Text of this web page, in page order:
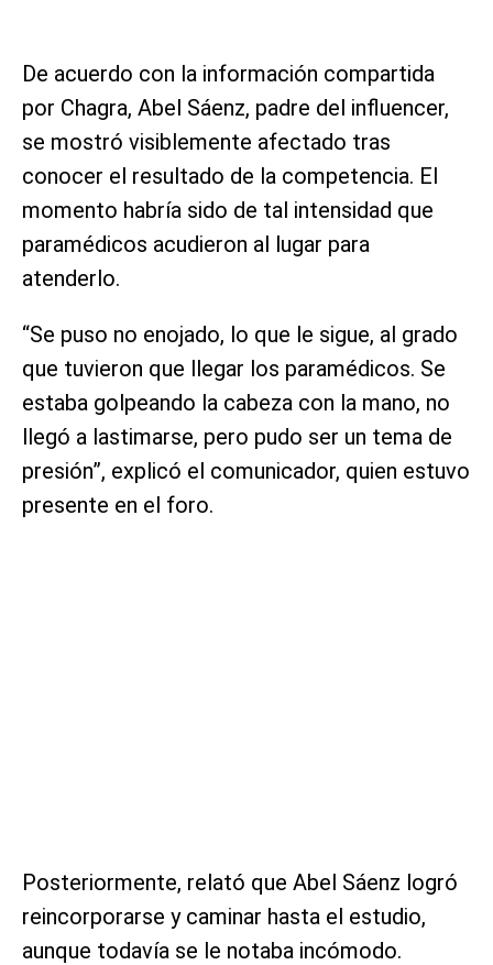
De acuerdo con la información compartida
por Chagra, Abel Sáenz, padre del influencer,
se mostró visiblemente afectado tras
conocer el resultado de la competencia. El
momento habría sido de tal intensidad que
paramédicos acudieron al lugar para
atenderlo.
“Se puso no enojado, lo que le sigue, al grado
que tuvieron que llegar los paramédicos. Se
estaba golpeando la cabeza con la mano, no
llegó a lastimarse, pero pudo ser un tema de
presión”, explicó el comunicador, quien estuvo
presente en el foro.
Posteriormente, relató que Abel Sáenz logró
reincorporarse y caminar hasta el estudio,
aunque todavía se le notaba incómodo.